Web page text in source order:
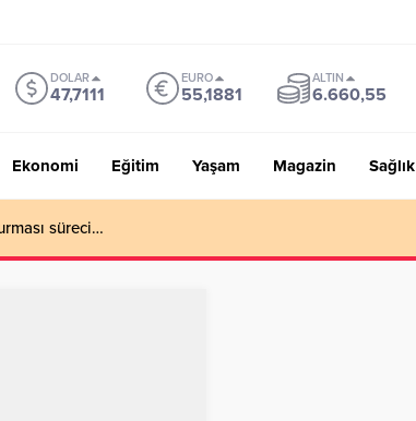
DOLAR
47,7111
EURO
55,1881
ALTIN
6.660,55
Ekonomi Eğitim Yaşam Magazin Sağlık
süreci…